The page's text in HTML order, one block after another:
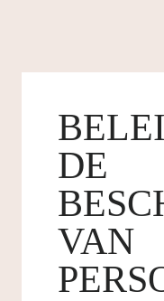
DE
VAN